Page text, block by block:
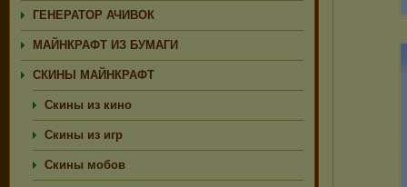
ГЕНЕРАТОР АЧИВОК
МАЙНКРАФТ ИЗ БУМАГИ
СКИНЫ МАЙНКРАФТ
Скины из кино
Скины из игр
Скины мобов